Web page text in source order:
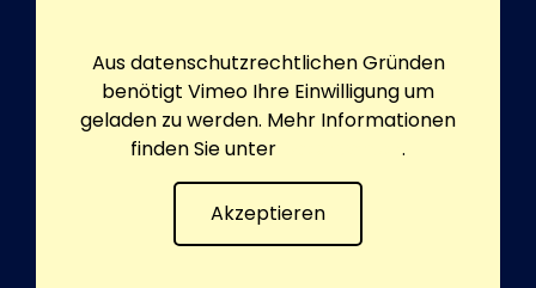
Aus datenschutzrechtlichen Gründen
benötigt Vimeo Ihre Einwilligung um
geladen zu werden. Mehr Informationen
finden Sie unter
.
Akzeptieren